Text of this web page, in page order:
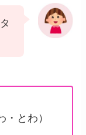
とわ）